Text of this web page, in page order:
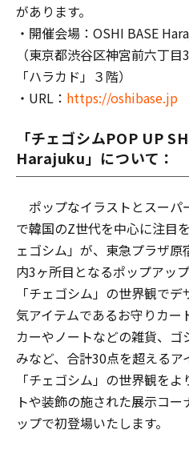
があります。
・開催会場：OSHI BASE
（東京都渋谷区神宮前六丁
「ハラカド」３階）
・URL： https://oshibase.jp
「チェゴシムPOP UP
Harajuku」について：
ポップなイラストとスーパ
で韓国のZ世代を中⼼に注⽬
ェゴシム」が、東急プラザ
内3ヶ所⽬となるポップアッ
「チェゴシム」の世界観で
気アイテムであるお守りカー
カーやノートなどの雑貨、
みなど、合計30点を超えるア
「チェゴシム」の世界観を
トや装飾の施された展⽰コ
ップで初登場いたします。